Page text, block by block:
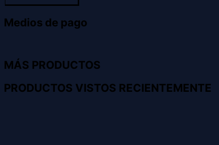
Medios de pago
MÁS PRODUCTOS
PRODUCTOS VISTOS RECIENTEMENTE